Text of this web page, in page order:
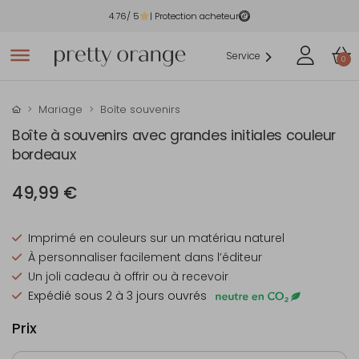
4.76/ 5 | Protection acheteur
Service 0
Mariage Boîte souvenirs
Boîte à souvenirs avec grandes initiales couleur
bordeaux
49,99 €
Imprimé en couleurs sur un matériau naturel
À personnaliser facilement dans l’éditeur
Un joli cadeau à offrir ou à recevoir
Expédié sous 2 à 3 jours ouvrés
Prix